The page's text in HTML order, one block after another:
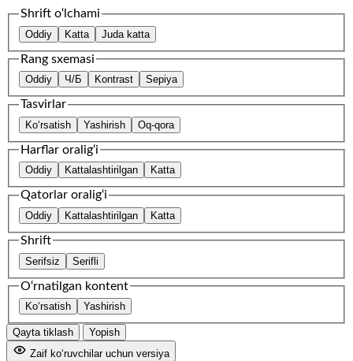
Shrift o‘lchami
Oddiy Katta Juda katta
Rang sxemasi
Oddiy Ч/Б Kontrast Sepiya
Tasvirlar
Ko‘rsatish Yashirish Oq-qora
Harflar oralig‘i
Oddiy Kattalashtirilgan Katta
Qatorlar oralig‘i
Oddiy Kattalashtirilgan Katta
Shrift
Serifsiz Serifli
O‘rnatilgan kontent
Ko‘rsatish Yashirish
Qayta tiklash
Yopish
Zaif ko‘ruvchilar uchun versiya